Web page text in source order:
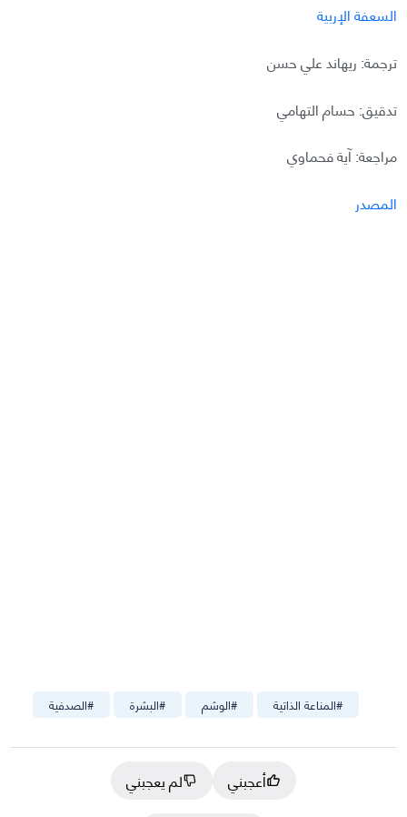
السعفة الإربية
ترجمة: ريهاند علي حسن
تدقيق: حسام التهامي
مراجعة: آية فحماوي
المصدر
#الصدفية #البشرة #الوشم #المناعة الذاتية
أعجبني
لم يعجبني